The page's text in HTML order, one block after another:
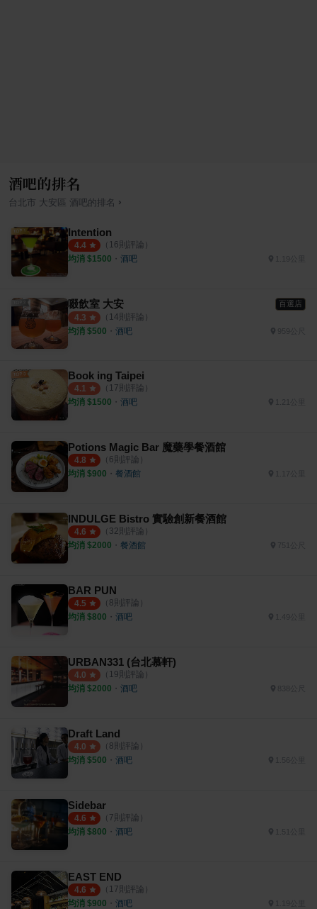
酒吧的排名
台北市 大安區 酒吧的排名 ›
Intention
4.4 （ 16則評論）
均消 $1500 ・ 酒吧
啜飲室 大安 百選店
4.3 （ 14則評論）
均消 $500 ・ 酒吧 959公尺
Book ing Taipei
4.1 （ 17則評論）
均消 $1500 ・ 酒吧
Potions Magic Bar 魔藥學餐酒館
4.8 （ 6則評論）
均消 $900 ・ 餐酒館
INDULGE Bistro 實驗創新餐酒館
4.6 （ 32則評論）
均消 $2000 ・ 餐酒館 751公尺
BAR PUN
4.5 （ 8則評論）
均消 $800 ・ 酒吧 1.49公里
URBAN331 (台北慕軒)
4.0 （ 19則評論）
均消 $2000 ・ 酒吧
Draft Land
4.0 （ 8則評論）
均消 $500 ・ 酒吧 1.56公里
Sidebar
4.6 （ 7則評論）
均消 $800 ・ 酒吧 1.51公里
EAST END
4.6 （ 17則評論）
均消 $900 ・ 酒吧